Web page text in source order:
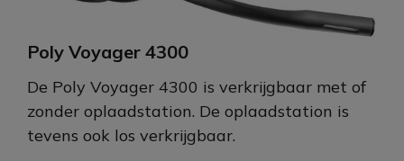
Poly Voyager 4300
De Poly Voyager 4300 is verkrijgbaar met of
zonder oplaadstation. De oplaadstation is
tevens ook los verkrijgbaar.